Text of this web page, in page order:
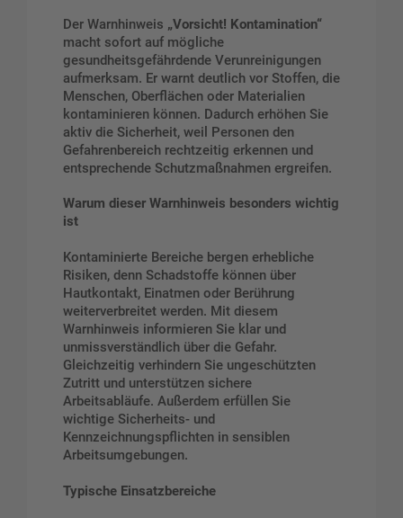
Der Warnhinweis „Vorsicht! Kontamination“
macht sofort auf mögliche
gesundheitsgefährdende Verunreinigungen
aufmerksam. Er warnt deutlich vor Stoffen, die
Menschen, Oberflächen oder Materialien
kontaminieren können. Dadurch erhöhen Sie
aktiv die Sicherheit, weil Personen den
Gefahrenbereich rechtzeitig erkennen und
entsprechende Schutzmaßnahmen ergreifen.
Warum dieser Warnhinweis besonders wichtig
ist
Kontaminierte Bereiche bergen erhebliche
Risiken, denn Schadstoffe können über
Hautkontakt, Einatmen oder Berührung
weiterverbreitet werden. Mit diesem
Warnhinweis informieren Sie klar und
unmissverständlich über die Gefahr.
Gleichzeitig verhindern Sie ungeschützten
Zutritt und unterstützen sichere
Arbeitsabläufe. Außerdem erfüllen Sie
wichtige Sicherheits- und
Kennzeichnungspflichten in sensiblen
Arbeitsumgebungen.
Typische Einsatzbereiche